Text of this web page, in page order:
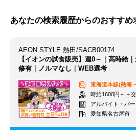
あなたの検索履歴からのおすすめ
AEON STYLE 熱田/SACB00174
【イオンの試食販売】週0～｜高時給
修有｜ノルマなし｜WEB選考
東海道本線(熱海
時給1600円～＋
アルバイト・パー
愛知県名古屋市